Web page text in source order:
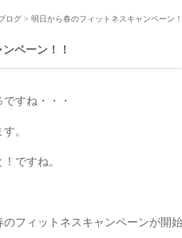
ログ > 明日から春のフィットネスキャンペーン
ペーン！！
すね・・・
。
ですね。
フィットネスキャンペーンが開